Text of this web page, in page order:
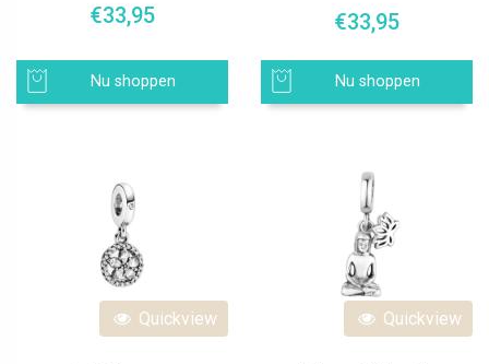
€33,95
Nu shoppen
€33,95
Nu shoppen
Quickview Quickview